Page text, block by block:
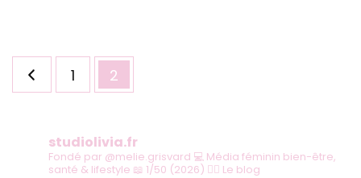
Pagination
des Page
1 Page
2
studiolivia.fr
Fondé par @melie.grisvard 💻 Média féminin bien-être,
santé & lifestyle 📖 1/50 (2026) 👇🏻 Le blog